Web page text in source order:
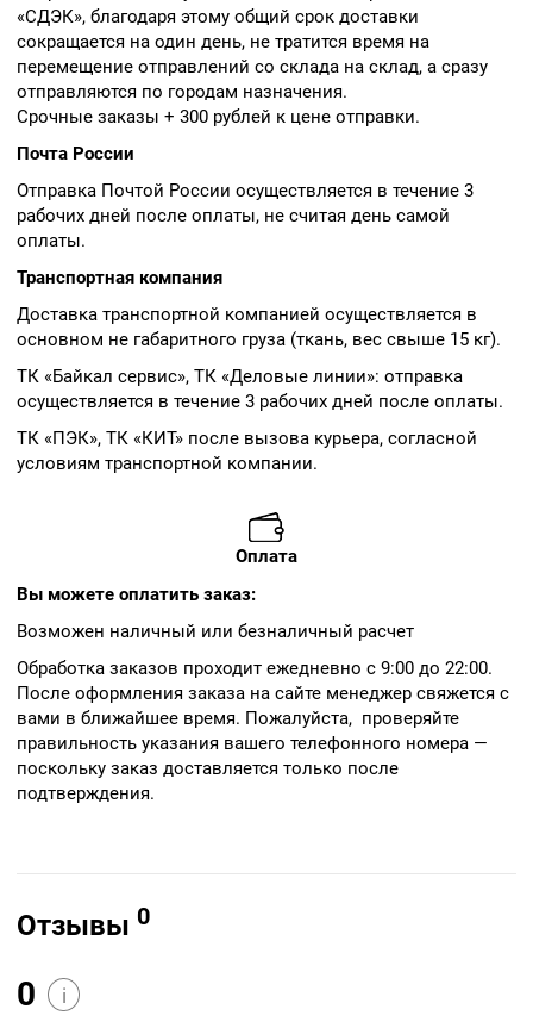
«СДЭК», благодаря этому общий срок доставки
сокращается на один день, не тратится время на
перемещение отправлений со склада на склад, а сразу
отправляются по городам назначения.
Срочные заказы + 300 рублей к цене отправки.
Почта России
Отправка Почтой России осуществляется в течение 3
рабочих дней после оплаты, не считая день самой
оплаты.
Транспортная компания
Доставка транспортной компанией осуществляется в
основном не габаритного груза (ткань, вес свыше 15 кг).
ТК «Байкал сервис», ТК «Деловые линии»: отправка
осуществляется в течение 3 рабочих дней после оплаты.
ТК «ПЭК», ТК «КИТ» после вызова курьера, согласной
условиям транспортной компании.
Оплата
Вы можете оплатить заказ:
Возможен наличный или безналичный расчет
Обработка заказов проходит ежедневно с 9:00 до 22:00.
После оформления заказа на сайте менеджер свяжется с
вами в ближайшее время. Пожалуйста, проверяйте
правильность указания вашего телефонного номера —
поскольку заказ доставляется только после
подтверждения.
Отзывы 0
0 i